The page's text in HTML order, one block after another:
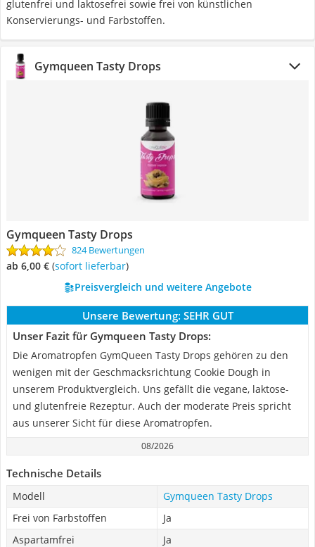
glutenfrei und laktosefrei sowie frei von künstlichen
Konservierungs- und Farbstoffen.
Gymqueen Tasty Drops
Gymqueen Tasty Drops
824 Bewertungen
ab 6,00 € ( Sofort lieferbar)
Preisvergleich und weitere Angebote
Unsere Bewertung: SEHR GUT
Unser Fazit für Gymqueen Tasty Drops:
Die Aromatropfen GymQueen Tasty Drops gehören zu den
wenigen mit der Geschmacksrichtung Cookie Dough in
unserem Produktvergleich. Uns gefällt die vegane, laktose-
und glutenfreie Rezeptur. Auch der moderate Preis spricht
aus unserer Sicht für diese Aromatropfen.
08/2026
Technische Details
Modell
Gymqueen Tasty Drops
Frei von Farbstoffen
Ja
Aspartamfrei
Ja